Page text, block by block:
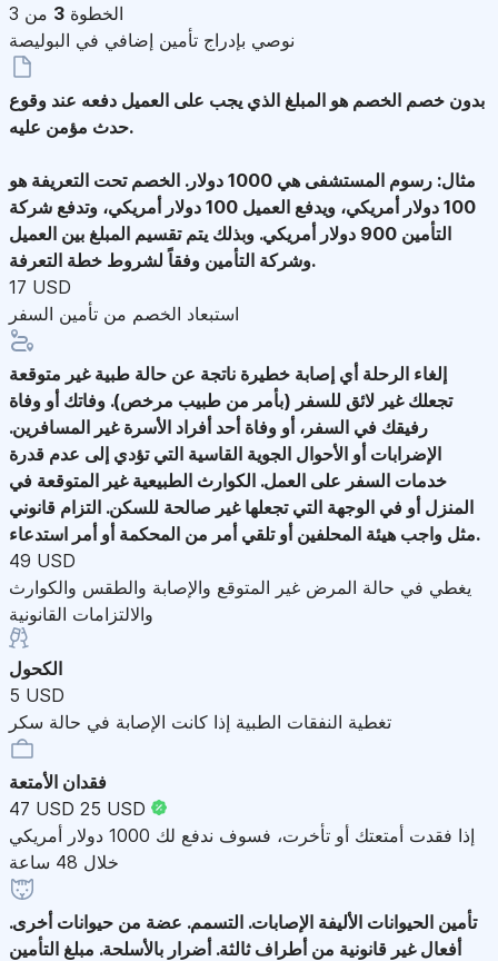
الخطوة 3 من 3
نوصي بإدراج تأمين إضافي في البوليصة
بدون خصم الخصم هو المبلغ الذي يجب على العميل دفعه عند وقوع
حدث مؤمن عليه.
مثال: رسوم المستشفى هي 1000 دولار. الخصم تحت التعريفة هو
100 دولار أمريكي، ويدفع العميل 100 دولار أمريكي، وتدفع شركة
التأمين 900 دولار أمريكي. وبذلك يتم تقسيم المبلغ بين العميل
وشركة التأمين وفقاً لشروط خطة التعرفة.
17 USD
استبعاد الخصم من تأمين السفر
إلغاء الرحلة أي إصابة خطيرة ناتجة عن حالة طبية غير متوقعة
تجعلك غير لائق للسفر (بأمر من طبيب مرخص). وفاتك أو وفاة
رفيقك في السفر، أو وفاة أحد أفراد الأسرة غير المسافرين.
الإضرابات أو الأحوال الجوية القاسية التي تؤدي إلى عدم قدرة
خدمات السفر على العمل. الكوارث الطبيعية غير المتوقعة في
المنزل أو في الوجهة التي تجعلها غير صالحة للسكن. التزام قانوني
مثل واجب هيئة المحلفين أو تلقي أمر من المحكمة أو أمر استدعاء.
49 USD
يغطي في حالة المرض غير المتوقع والإصابة والطقس والكوارث
والالتزامات القانونية
الكحول
5 USD
تغطية النفقات الطبية إذا كانت الإصابة في حالة سكر
فقدان الأمتعة
47 USD 25 USD
إذا فقدت أمتعتك أو تأخرت، فسوف ندفع لك 1000 دولار أمريكي
خلال 48 ساعة
تأمين الحيوانات الأليفة الإصابات. التسمم. عضة من حيوانات أخرى.
أفعال غير قانونية من أطراف ثالثة. أضرار بالأسلحة. مبلغ التأمين